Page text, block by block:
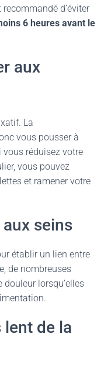
d’éviter
6 heures avant le
aux
La
vous pousser à
réduisez votre
vous pouvez
et ramener votre
seins
établir un lien entre
de nombreuses
lorsqu’elles
de la